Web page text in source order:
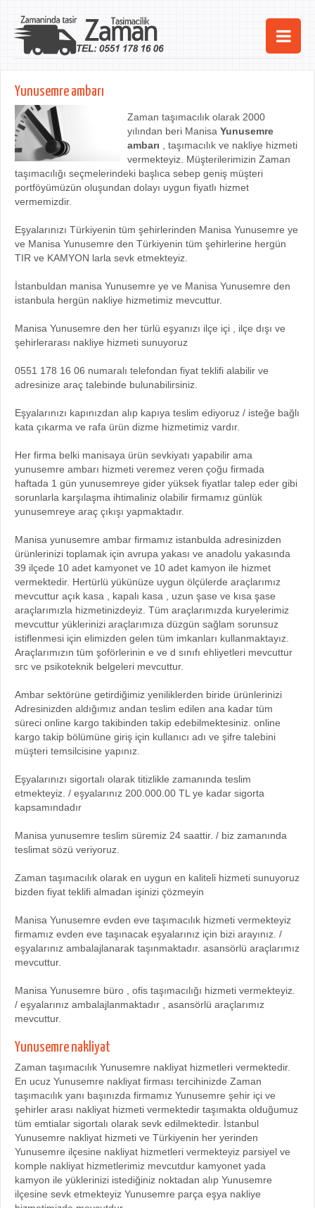
Ana Sayfa
Hizmetlerimiz
Kurumsal
iletişim
Yunusemre ambarı
Zaman taşımacılık olarak 2000
yılından beri Manisa Yunusemre
ambarı , taşımacılık ve nakliye hizmeti
vermekteyiz. Müşterilerimizin Zaman
taşımacılığı seçmelerindeki başlıca sebep geniş müşteri
portföyümüzün oluşundan dolayı uygun fiyatlı hizmet
vermemizdir.
Eşyalarınızı Türkiyenin tüm şehirlerinden Manisa Yunusemre ye
ve Manisa Yunusemre den Türkiyenin tüm şehirlerine hergün
TIR ve KAMYON larla sevk etmekteyiz.
İstanbuldan manisa Yunusemre ye ve Manisa Yunusemre den
istanbula hergün nakliye hizmetimiz mevcuttur.
Manisa Yunusemre den her türlü eşyanızı ilçe içi , ilçe dışı ve
şehirlerarası nakliye hizmeti sunuyoruz
0551 178 16 06 numaralı telefondan fiyat teklifi alabilir ve
adresinize araç talebinde bulunabilirsiniz.
Eşyalarınızı kapınızdan alıp kapıya teslim ediyoruz / isteğe bağlı
kata çıkarma ve rafa ürün dizme hizmetimiz vardır.
Her firma belki manisaya ürün sevkiyatı yapabilir ama
yunusemre ambarı hizmeti veremez veren çoğu firmada
haftada 1 gün yunusemreye gider yüksek fiyatlar talep eder gibi
sorunlarla karşılaşma ihtimaliniz olabilir firmamız günlük
yunusemreye araç çıkışı yapmaktadır.
Manisa yunusemre ambar firmamız istanbulda adresinizden
ürünlerinizi toplamak için avrupa yakası ve anadolu yakasında
39 ilçede 10 adet kamyonet ve 10 adet kamyon ile hizmet
vermektedir. Hertürlü yükünüze uygun ölçülerde araçlarımız
mevcuttur açık kasa , kapalı kasa , uzun şase ve kısa şase
araçlarımızla hizmetinizdeyiz. Tüm araçlarımızda kuryelerimiz
mevcuttur yüklerinizi araçlarımıza düzgün sağlam sorunsuz
istiflenmesi için elimizden gelen tüm imkanları kullanmaktayız.
Araçlarımızın tüm şoförlerinin e ve d sınıfı ehliyetleri mevcuttur
src ve psikoteknik belgeleri mevcuttur.
Ambar sektörüne getirdiğimiz yeniliklerden biride ürünlerinizi
Adresinizden aldığımız andan teslim edilen ana kadar tüm
süreci online kargo takibinden takip edebilmektesiniz. online
kargo takip bölümüne giriş için kullanıcı adı ve şifre talebini
müşteri temsilcisine yapınız.
Eşyalarınızı sigortalı olarak titizlikle zamanında teslim
etmekteyiz. / eşyalarınız 200.000.00 TL ye kadar sigorta
kapsamındadır
Manisa yunusemre teslim süremiz 24 saattir. / biz zamanında
teslimat sözü veriyoruz.
Zaman taşımacılık olarak en uygun en kaliteli hizmeti sunuyoruz
bizden fiyat teklifi almadan işinizi çözmeyin
Manisa Yunusemre evden eve taşımacılık hizmeti vermekteyiz
firmamız evden eve taşınacak eşyalarınız için bizi arayınız. /
eşyalarınız ambalajlanarak taşınmaktadır. asansörlü araçlarımız
mevcuttur.
Manisa Yunusemre büro , ofis taşımacılığı hizmeti vermekteyiz.
/ eşyalarınız ambalajlanmaktadır , asansörlü araçlarımız
mevcuttur.
Yunusemre nakliyat
Zaman taşımacılık Yunusemre nakliyat hizmetleri vermektedir.
En ucuz Yunusemre nakliyat firması tercihinizde Zaman
taşımacılık yanı başınızda firmamız Yunusemre şehir içi ve
şehirler arası nakliyat hizmeti vermektedir taşımakta olduğumuz
tüm emtialar sigortalı olarak sevk edilmektedir. İstanbul
Yunusemre nakliyat hizmeti ve Türkiyenin her yerinden
Yunusemre ilçesine nakliyat hizmetleri vermekteyiz parsiyel ve
komple nakliyat hizmetlerimiz mevcutdur kamyonet yada
kamyon ile yüklerinizi istediğiniz noktadan alıp Yunusemre
ilçesine sevk etmekteyiz Yunusemre parça eşya nakliye